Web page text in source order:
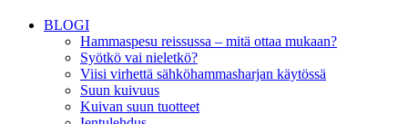
BLOGI
Hammaspesu reissussa – mitä ottaa mukaan?
Syötkö vai nieletkö?
Viisi virhettä sähköhammasharjan käytössä
Suun kuivuus
Kuivan suun tuotteet